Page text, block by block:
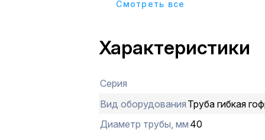
производственных предприятиях,
недвижимости и индивидуальном
для прокладки электропроводки в
относящихся к жилой и
соответствуют требованиям
Cмотреть все
Характеристики
Серия
Вид оборудования Труба гибкая
Диаметр трубы, мм 40